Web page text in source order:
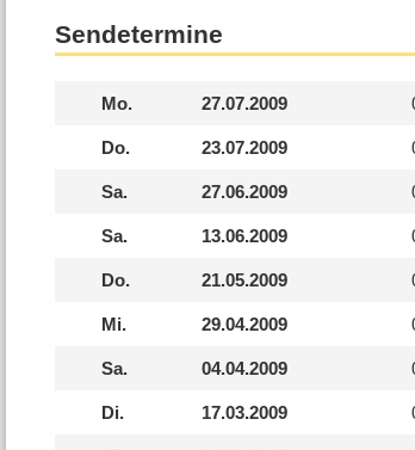
Sendetermine
Mo. 27.07.2009
Do. 23.07.2009
Sa. 27.06.2009
Sa. 13.06.2009
Do. 21.05.2009
Mi. 29.04.2009
Sa. 04.04.2009
Di. 17.03.2009